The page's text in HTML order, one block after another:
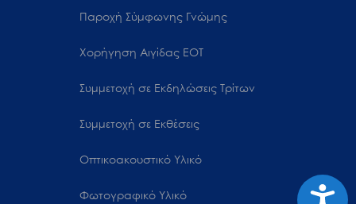
Παροχή Σύμφωνης Γνώμης
Χορήγηση Αιγίδας ΕΟΤ
Συμμετοχή σε Εκδηλώσεις Τρίτων
Συμμετοχή σε Εκθέσεις
Οπτικοακουστικό Υλικό
Φωτογραφικό Υλικό